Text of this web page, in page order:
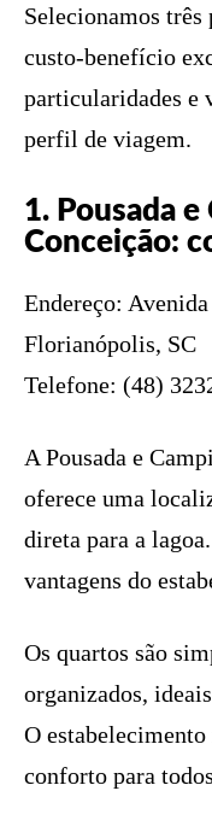
Selecionamos três
custo-benefício
particularidades e
perfil de viagem.
1. Pousada e
Conceição:
Endereço:
Florianópolis, SC
Telefone: (48)
A Pousada e
oferece uma
direta para a
vantagens do
Os quartos são
organizados,
O
conforto para